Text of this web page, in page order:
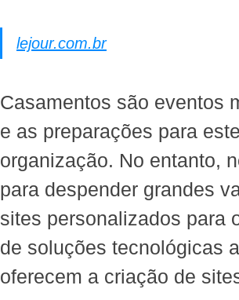
lejour.com.br
Casamentos são eventos
e as preparações para
organização. No entanto,
para despender grandes
sites personalizados para
de soluções tecnológicas
oferecem a criação de